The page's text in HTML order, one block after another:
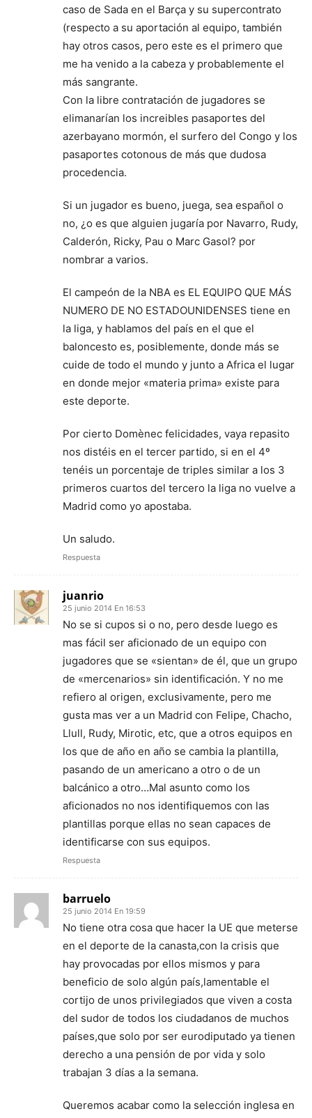
caso de Sada en el Barça y su supercontrato
(respecto a su aportación al equipo, también
hay otros casos, pero este es el primero que
me ha venido a la cabeza y probablemente el
más sangrante.
Con la libre contratación de jugadores se
elimanarían los increibles pasaportes del
azerbayano mormón, el surfero del Congo y los
pasaportes cotonous de más que dudosa
procedencia.
Si un jugador es bueno, juega, sea español o
no, ¿o es que alguien jugaría por Navarro, Rudy,
Calderón, Ricky, Pau o Marc Gasol? por
nombrar a varios.
El campeón de la NBA es EL EQUIPO QUE MÁS
NUMERO DE NO ESTADOUNIDENSES tiene en
la liga, y hablamos del país en el que el
baloncesto es, posiblemente, donde más se
cuide de todo el mundo y junto a Africa el lugar
en donde mejor «materia prima» existe para
este deporte.
Por cierto Domènec felicidades, vaya repasito
nos distéis en el tercer partido, si en el 4º
tenéis un porcentaje de triples similar a los 3
primeros cuartos del tercero la liga no vuelve a
Madrid como yo apostaba.
Un saludo.
Respuesta
juanrio
25 junio 2014 En 16:53
No se si cupos si o no, pero desde luego es
mas fácil ser aficionado de un equipo con
jugadores que se «sientan» de él, que un grupo
de «mercenarios» sin identificación. Y no me
refiero al origen, exclusivamente, pero me
gusta mas ver a un Madrid con Felipe, Chacho,
Llull, Rudy, Mirotic, etc, que a otros equipos en
los que de año en año se cambia la plantilla,
pasando de un americano a otro o de un
balcánico a otro…Mal asunto como los
aficionados no nos identifiquemos con las
plantillas porque ellas no sean capaces de
identificarse con sus equipos.
Respuesta
barruelo
25 junio 2014 En 19:59
No tiene otra cosa que hacer la UE que meterse
en el deporte de la canasta,con la crisis que
hay provocadas por ellos mismos y para
beneficio de solo algún país,lamentable el
cortijo de unos privilegiados que viven a costa
del sudor de todos los ciudadanos de muchos
países,que solo por ser eurodiputado ya tienen
derecho a una pensión de por vida y solo
trabajan 3 días a la semana.
Queremos acabar como la selección inglesa en